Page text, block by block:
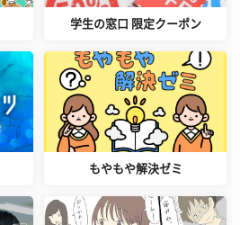
学生の窓口 限定クーポン
もやもや解決ゼミ